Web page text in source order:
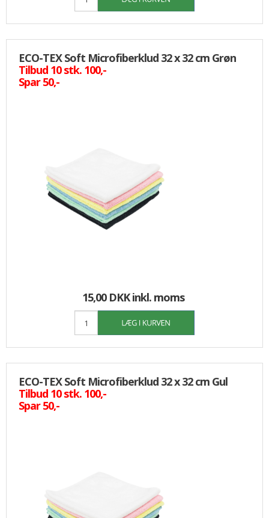
ECO-TEX Soft Microfiberklud 32 x 32 cm Grøn
Tilbud 10 stk. 100,-
Spar 50,-
15,00 DKKinkl. moms
ECO-TEX Soft Microfiberklud 32 x 32 cm Gul
Tilbud 10 stk. 100,-
Spar 50,-